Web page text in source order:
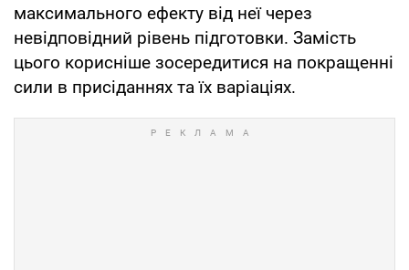
максимального ефекту від неї через
невідповідний рівень підготовки. Замість
цього корисніше зосередитися на покращенні
сили в присіданнях та їх варіаціях.